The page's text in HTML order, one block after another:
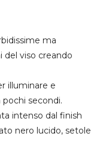
ma
del viso creando
illuminare e
secondi.
intenso dal finish
nero lucido, setole